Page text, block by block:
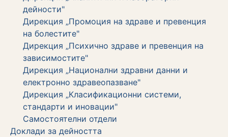
дейности"
Дирекция „Промоция на здраве и превенция
на болестите"
Дирекция „Психично здраве и превенция на
зависимостите"
Дирекция „Национални здравни данни и
електронно здравеопазване"
Дирекция „Класификационни системи,
стандарти и иновации"
Самостоятелни отдели
Дoклади за дейността